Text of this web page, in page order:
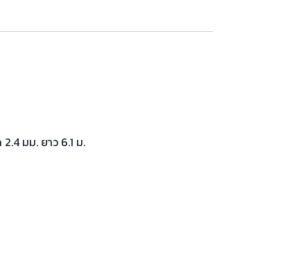
มม. ยาว 6.1 ม.